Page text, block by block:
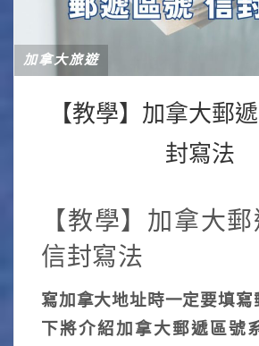
加拿大旅遊
【教學】加拿大郵
封寫法
【教學】加拿大
信封寫法
寫加拿大地址時一定要填寫
下將介紹加拿大郵遞區號